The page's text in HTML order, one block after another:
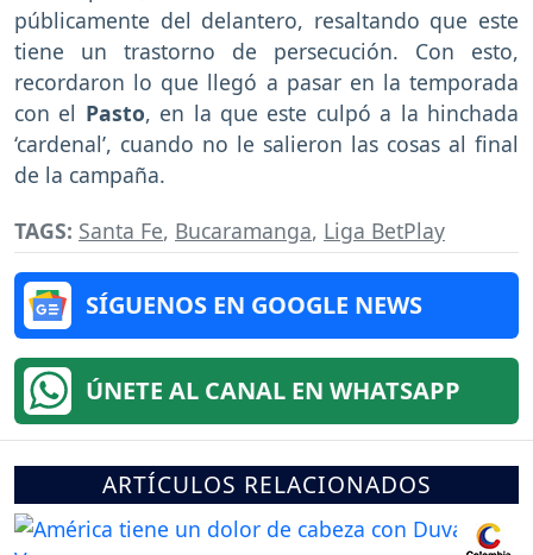
públicamente del delantero, resaltando que este
tiene un trastorno de persecución. Con esto,
recordaron lo que llegó a pasar en la temporada
con el Pasto, en la que este culpó a la hinchada
‘cardenal’, cuando no le salieron las cosas al final
de la campaña.
TAGS: Santa Fe, Bucaramanga, Liga BetPlay
SÍGUENOS EN GOOGLE NEWS
ÚNETE AL CANAL EN WHATSAPP
ARTÍCULOS RELACIONADOS